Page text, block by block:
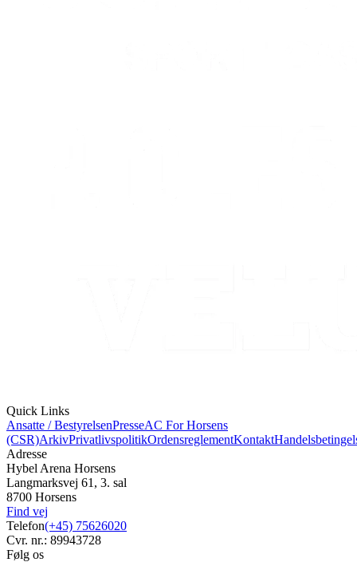
Quick Links
Ansatte / BestyrelsenPresseAC For Horsens
(CSR)ArkivPrivatlivspolitikOrdensreglementKontakt
Adresse
Hybel Arena Horsens
Langmarksvej 61, 3. sal
8700 Horsens
Find vej
Telefon(+45) 75626020
Cvr. nr.: 89943728
Følg os